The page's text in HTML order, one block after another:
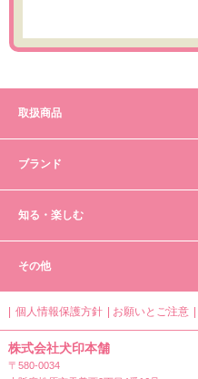
取扱商品
ブランド
知る・楽しむ
その他
個人情報保護方針 お願いとご注意
株式会社犬印本舗
〒580-0034